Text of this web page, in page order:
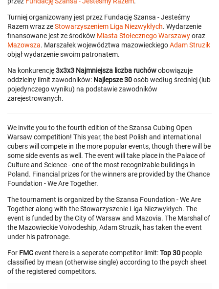
Turniej organizowany jest przez Fundację Szansa - Jesteśmy
Razem wraz zeStowarzyszeniem Liga Niezwykłych. Wydarzenie
finansowane jest ze środków Miasta Stołecznego Warszawyoraz
Mazowsza. Marszałek województwa mazowieckiegoAdam Struzik
objął wydarzenie swoim patronatem.
Na konkurencję3x3x3 Najmniejsza liczba ruchówobowiązuje
oddzielny limit zawodników: Najlepsze 30osób według średniej (lub
pojedynczego wyniku) na podstawie zawodników
zarejestrowanych.
We invite you to the fourth edition of the Szansa Cubing Open
Warsaw competition! This year, the best Polish and international
cubers will compete in the more popular events, though there will be
some side events as well. The event will take place in the Palace of
Culture and Science - one of the most recognizable buildings in
Poland. Financial prizes for the winners are provided by the Chance
Foundation - We Are Together.
The tournament is organized by the Szansa Foundation - We Are
Together along with the Stowarzyszenie Liga Niezwykłych. The
event is funded by the City of Warsaw and Mazovia. The Marshal of
the Mazowieckie Voivodeship, Adam Struzik, has taken the event
under his patronage.
For FMCevent there is a seperate competitor limit:Top 30 people
classified by mean (otherwise single) according to the psych sheet
of the registered competitors.